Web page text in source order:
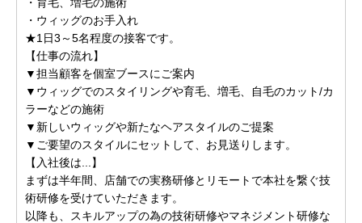
・ウィッグのお手入れ
★1日3～5名程度の接客です。
【仕事の流れ】
▼担当顧客を個室ブースにご案内
▼ウィッグでのスタイリングや育毛、増毛、自毛のカット/カ
ラーなどの施術
▼新しいウィッグや新たなヘアスタイルのご提案
▼ご要望のスタイルにセットして、お見送りします。
【入社後は...】
まずは半年間、店舗での実務研修とリモートで本社を繋ぐ技
術研修を受けていただきます。
以降も、スキルアップの為の技術研修やマネジメント研修な